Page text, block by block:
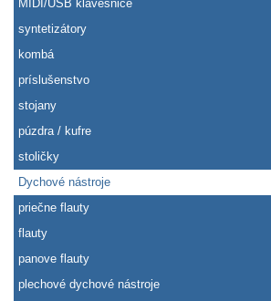
MIDI/USB klávesnice
syntetizátory
kombá
príslušenstvo
stojany
púzdra / kufre
stoličky
Dychové nástroje
priečne flauty
flauty
panove flauty
plechové dychové nástroje